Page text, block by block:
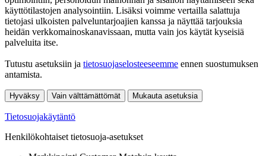
käyttötilastojen analysointiin. Lisäksi voimme vertailla salattuja
tietojasi ulkoisten palveluntarjoajien kanssa ja näyttää tarjouksia
heidän verkkomainoskanavissaan, mutta vain jos käytät kyseisiä
palveluita itse.
Tutustu asetuksiin ja tietosuojaselosteeseemme ennen suostumuksen
antamista.
Hyväksy Vain välttämättömät Mukauta asetuksia
Tietosuojakäytäntö
Henkilökohtaiset tietosuoja-asetukset